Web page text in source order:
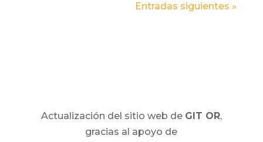
Entradas siguientes »
Actualización del sitio web de GIT OR,
gracias al apoyo de